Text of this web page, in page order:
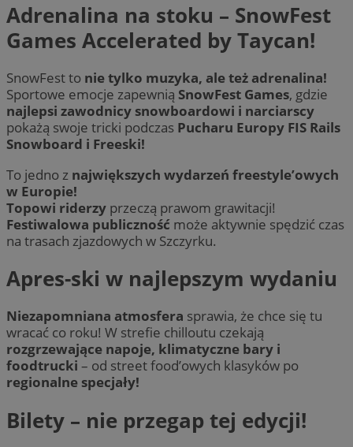
Adrenalina na stoku – SnowFest
Games Accelerated by Taycan!
SnowFest to nie tylko muzyka, ale też adrenalina!
Sportowe emocje zapewnią SnowFest Games, gdzie
najlepsi zawodnicy snowboardowi i narciarscy
pokażą swoje tricki podczas Pucharu Europy FIS Rails
Snowboard i Freeski!
To jedno z największych wydarzeń freestyle’owych
w Europie!
Topowi riderzy przeczą prawom grawitacji!
Festiwalowa publiczność może aktywnie spędzić czas
na trasach zjazdowych w Szczyrku.
Apres-ski w najlepszym wydaniu
Niezapomniana atmosfera sprawia, że chce się tu
wracać co roku! W strefie chilloutu czekają
rozgrzewające napoje, klimatyczne bary i
foodtrucki – od street food’owych klasyków po
regionalne specjały!
Bilety – nie przegap tej edycji!